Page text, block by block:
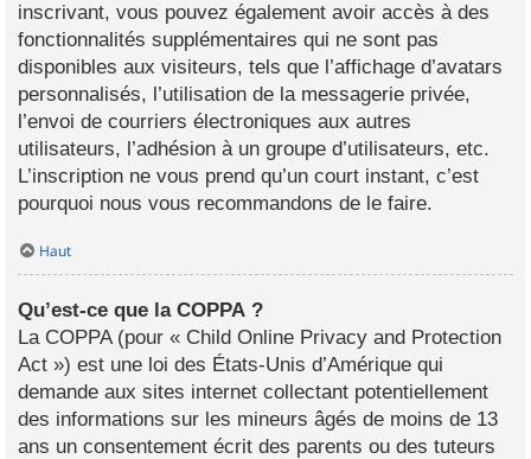
inscrivant, vous pouvez également avoir accès à des
fonctionnalités supplémentaires qui ne sont pas
disponibles aux visiteurs, tels que l’affichage d’avatars
personnalisés, l’utilisation de la messagerie privée,
l’envoi de courriers électroniques aux autres
utilisateurs, l’adhésion à un groupe d’utilisateurs, etc.
L’inscription ne vous prend qu’un court instant, c’est
pourquoi nous vous recommandons de le faire.
Haut
Qu’est-ce que la COPPA ?
La COPPA (pour « Child Online Privacy and Protection
Act ») est une loi des États-Unis d’Amérique qui
demande aux sites internet collectant potentiellement
des informations sur les mineurs âgés de moins de 13
ans un consentement écrit des parents ou des tuteurs